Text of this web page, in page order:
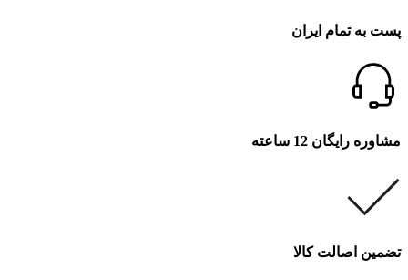
پست به تمام ایران
مشاوره رایگان 12 ساعته
تضمین اصالت کالا